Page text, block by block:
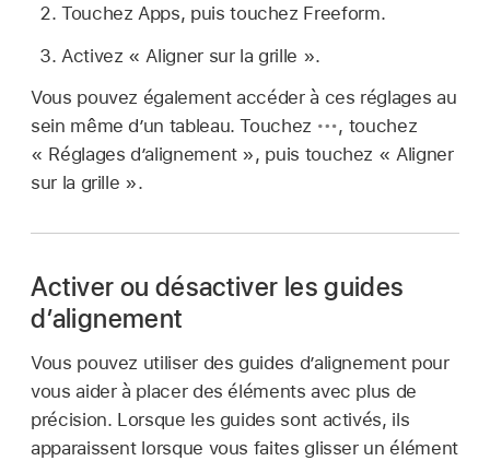
Touchez Apps, puis touchez Freeform.
Activez « Aligner sur la grille ».
Vous pouvez également accéder à ces réglages au
sein même d’un tableau. Touchez
, touchez
« Réglages d’alignement », puis touchez « Aligner
sur la grille ».
Activer ou désactiver les guides
d’alignement
Vous pouvez utiliser des guides d’alignement pour
vous aider à placer des éléments avec plus de
précision. Lorsque les guides sont activés, ils
apparaissent lorsque vous faites glisser un élément